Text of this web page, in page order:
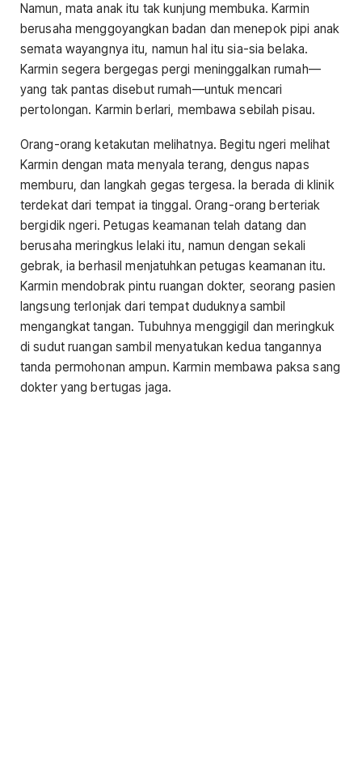
Namun, mata anak itu tak kunjung membuka. Karmin
berusaha menggoyangkan badan dan menepok pipi anak
semata wayangnya itu, namun hal itu sia-sia belaka.
Karmin segera bergegas pergi meninggalkan rumah—
yang tak pantas disebut rumah—untuk mencari
pertolongan. Karmin berlari, membawa sebilah pisau.
Orang-orang ketakutan melihatnya. Begitu ngeri melihat
Karmin dengan mata menyala terang, dengus napas
memburu, dan langkah gegas tergesa. Ia berada di klinik
terdekat dari tempat ia tinggal. Orang-orang berteriak
bergidik ngeri. Petugas keamanan telah datang dan
berusaha meringkus lelaki itu, namun dengan sekali
gebrak, ia berhasil menjatuhkan petugas keamanan itu.
Karmin mendobrak pintu ruangan dokter, seorang pasien
langsung terlonjak dari tempat duduknya sambil
mengangkat tangan. Tubuhnya menggigil dan meringkuk
di sudut ruangan sambil menyatukan kedua tangannya
tanda permohonan ampun. Karmin membawa paksa sang
dokter yang bertugas jaga.